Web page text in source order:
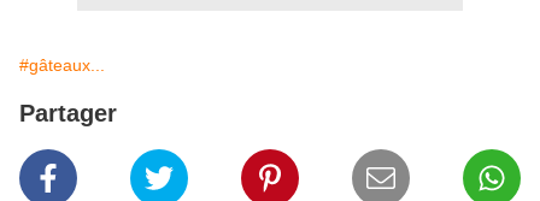
#gâteaux...
Partager